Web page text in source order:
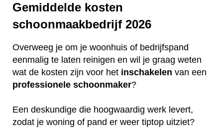
Gemiddelde kosten
schoonmaakbedrijf 2026
Overweeg je om je woonhuis of bedrijfspand
eenmalig te laten reinigen en wil je graag weten
wat de kosten zijn voor het inschakelen van een
professionele schoonmaker?
Een deskundige die hoogwaardig werk levert,
zodat je woning of pand er weer tiptop uitziet?